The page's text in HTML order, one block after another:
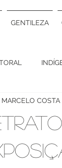
GENTILEZA
TRABALHO
MARCELO COSTA